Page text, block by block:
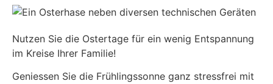
Nutzen Sie die Ostertage für ein wenig Entspannung
im Kreise Ihrer Familie!
Geniessen Sie die Frühlingssonne ganz stressfrei mit